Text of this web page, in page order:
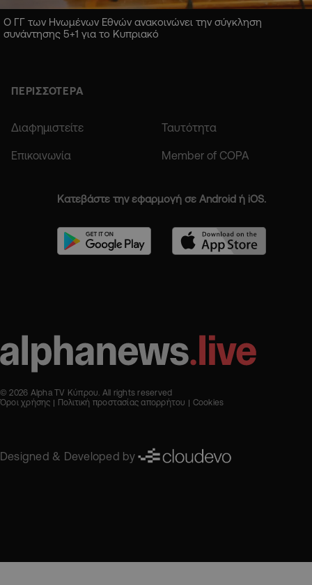
Ο ΓΓ των Ηνωμένων Εθνών ανακοινώνει την σύγκληση
συνάντησης 5+1 για το Κυπριακό
ΠΕΡΙΣΣΟΤΕΡΑ
Διαφημιστείτε Ταυτότητα
Επικοινωνία Member of COPA
Κατεβάστε την εφαρμογή σε Android ή iOS.
© 2026 Alpha TV Κύπρου. All rights reserved
Όροι χρήσης
Πολιτική προστασίας απορρήτου Cookies
Designed & Developed by